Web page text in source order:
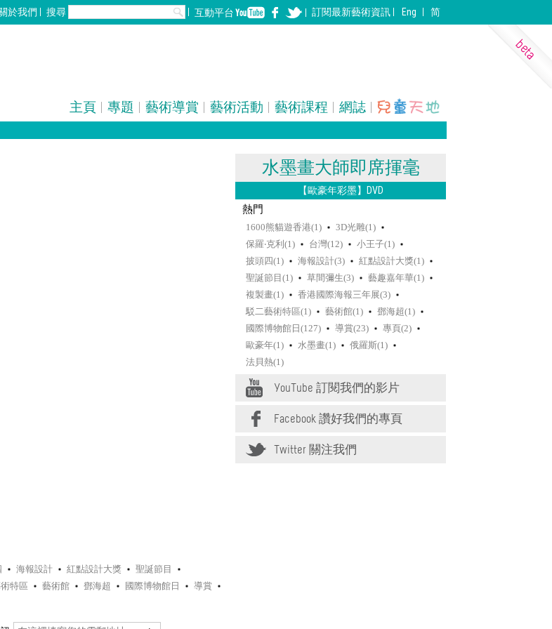
於我們 搜尋 互動平台 訂閱最新藝術資訊 Eng 简
主頁 專題 藝術導賞 藝術活動 藝術課程 網誌
全部表演藝術裝置
建築
水墨畫大師即席揮毫
【歐豪年彩墨】DVD
熱門
1600熊貓遊香港(1)
3D光雕(1)
保羅‧克利(1)
台灣(12)
小王子(1)
披頭四(1)
海報設計(3)
紅點設計大獎(1)
聖誕節目(1)
草間彌生(3)
藝趣嘉年華(1)
複製畫(1)
香港國際海報三年展(3)
駁二藝術特區(1)
藝術館(1)
鄧海超(1)
國際博物館日(127)
導賞(23)
專頁(2)
歐豪年(1)
水墨畫(1)
俄羅斯(1)
法貝熱(1)
YouTube 訂閱我們的影片
Facebook 讚好我們的專頁
Twitter 關注我們
海報設計 紅點設計大獎
聖誕節目
特區 藝術館 鄧海超 國際博物館日
導賞